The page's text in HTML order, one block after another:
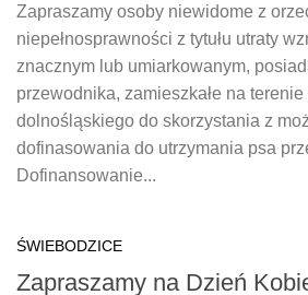
Zapraszamy osoby niewidome z
niepełnosprawności z tytułu utraty
znacznym lub umiarkowanym,
przewodnika, zamieszkałe na
dolnośląskiego do skorzystania z
dofinasowania do utrzymania psa
Dofinansowanie...
ŚWIEBODZICE
Zapraszamy na Dzień